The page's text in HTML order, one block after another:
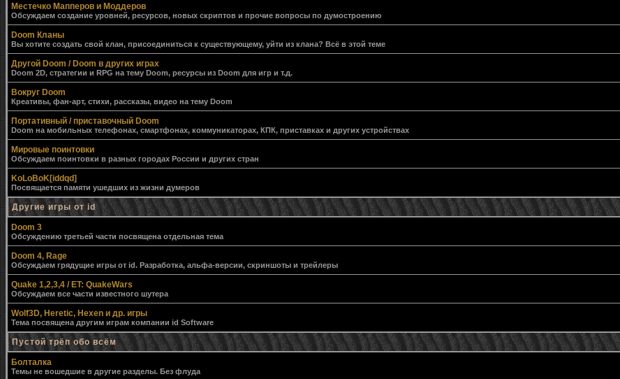
Местечко Мапперов и Моддеров
Обсуждаем создание уровней, ресурсов, новых скриптов и прочие вопросы по думостроению
Doom Кланы
Вы хотите создать свой клан, присоединиться к существующему, уйти из клана? Всё в этой теме
Другой Doom / Doom в других играх
Doom 2D, стратегии и RPG на тему Doom, ресурсы из Doom для игр и т.д.
Вокруг Doom
Креативы, фан-арт, стихи, рассказы, видео на тему Doom
Портативный / приставочный Doom
Doom на мобильных телефонах, смартфонах, коммуникаторах, КПК, приставках и других устройствах
Мировые поинтовки
Обсуждаем поинтовки в разных городах России и других стран
KoLoBoK[iddqd]
Посвящается памяти ушедших из жизни думеров
Другие игры от id
Doom 3
Обсуждению третьей части посвящена отдельная тема
Doom 4, Rage
Обсуждаем грядущие игры от id. Разработка, альфа-версии, скриншоты и трейлеры
Quake 1,2,3,4 / ET: QuakeWars
Обсуждаем все части известного шутера
Wolf3D, Heretic, Hexen и др. игры
Тема посвящена другим играм компании id Software
Пустой трёп обо всём
Болталка
Темы не вошедшие в другие разделы. Без флуда